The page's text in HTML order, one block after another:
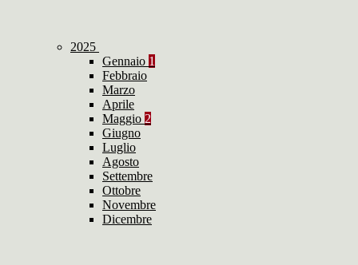
2025
Gennaio 1
Febbraio
Marzo
Aprile
Maggio 2
Giugno
Luglio
Agosto
Settembre
Ottobre
Novembre
Dicembre